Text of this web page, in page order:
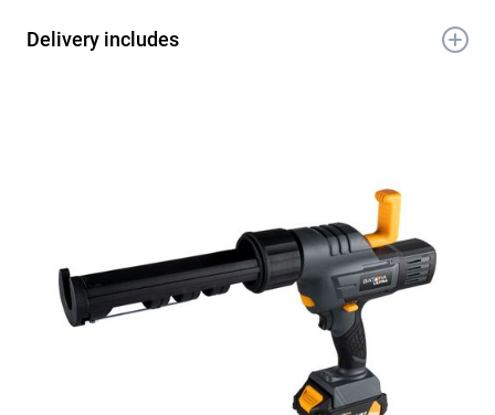
Delivery includes